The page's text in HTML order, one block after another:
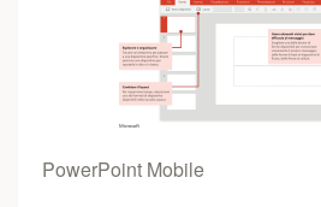
PowerPoint Mobile